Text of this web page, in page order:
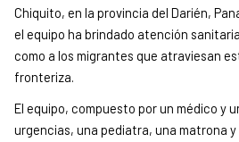
Chiquito, en la provincia del Darién,
el equipo ha brindado atención
como a los migrantes que atraviesan
fronteriza.
El equipo, compuesto por un médico y
urgencias, una pediatra, una matrona